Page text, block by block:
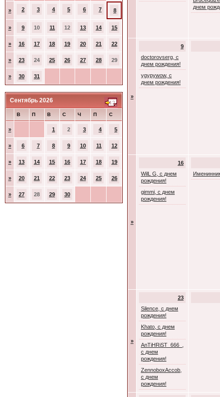
» 2 3 4 5 6 7 8
» 9 10 11 12 13 14 15
» 16 17 18 19 20 21 22
» 23 24 25 26 27 28 29
» 30 31
Сентябрь 2026
В П В С Ч П С
» 1 2 3 4 5
» 6 7 8 9 10 11 12
» 13 14 15 16 17 18 19
» 20 21 22 23 24 25 26
» 27 28 29 30
днем
»
9
doctorovserg, с
днем рождения!
ygypywow, с
днем рождения!
»
16
WilL G, с днем
рождения!
gimmi, с днем
рождения!
»
23
Silence, с днем
рождения!
Khato, с днем
рождения!
AnTiHRiST_666_,
с днем
рождения!
ZennoboxAccob,
с днем
рождения!